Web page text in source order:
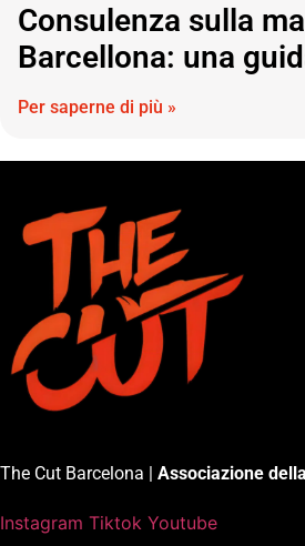
Consulenza sulla
Barcellona: una
Per saperne di più »
The Cut Barcelona | Associazione
Instagram Tiktok Youtube